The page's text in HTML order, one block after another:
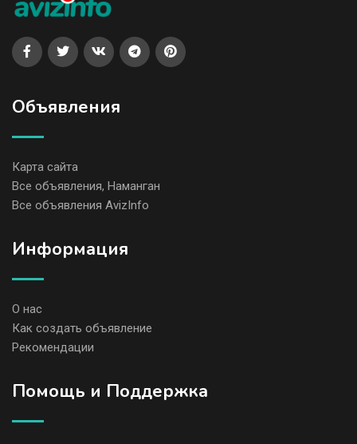
Объявления
Карта сайта
Все объявления, Наманган
Все объявления AvizInfo
Информация
О нас
Как создать объявление
Рекомендации
Помощь и Поддержка